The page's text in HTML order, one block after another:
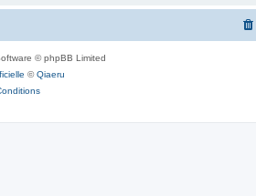
© phpBB Limited
©Qiaeru